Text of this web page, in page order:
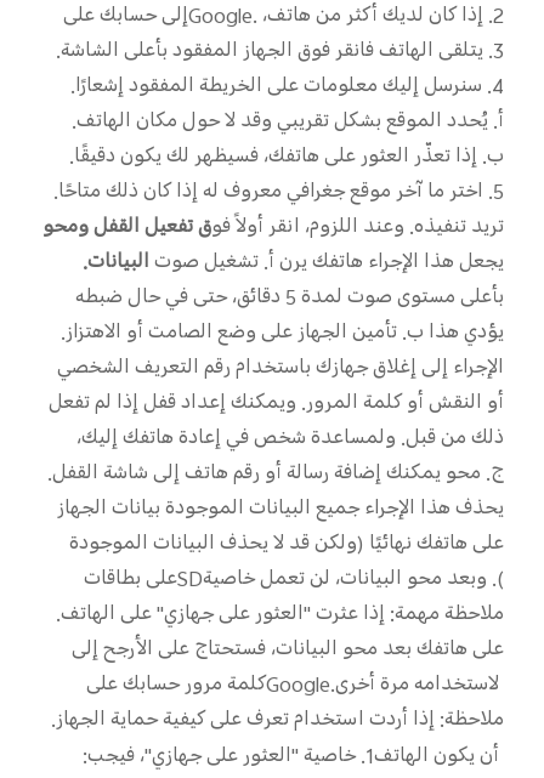
إلى حسابك علىGoogle. 2. إذا كان لديك أكثر من هاتف،
فانقر فوق الجهاز المفقود بأعلى الشاشة.3. يتلقى الهاتف
المفقود إشعارًا. 4. سنرسل إليك معلومات على الخريطة
حول مكان الهاتف.أ. يُحدد الموقع بشكل تقريبي وقد لا
يكون دقيقًا.ب. إذا تعذّر العثور على هاتفك، فسيظهر لك
آخر موقع جغرافي معروف له إذا كان ذلك متاحًا.5. اختر ما
تريد تنفيذه. وعند اللزوم، انقر أولاً فوق تفعيل القفل ومحو
البيانات.أ. تشغيل صوتيجعل هذا الإجراء هاتفك يرن
بأعلى مستوى صوت لمدة 5 دقائق، حتى في حال ضبطه
على وضع الصامت أو الاهتزاز.ب. تأمين الجهاز يؤدي هذا
الإجراء إلى إغلاق جهازك باستخدام رقم التعريف الشخصي
أو النقش أو كلمة المرور. ويمكنك إعداد قفل إذا لم تفعل
ذلك من قبل. ولمساعدة شخص في إعادة هاتفك إليك،
يمكنك إضافة رسالة أو رقم هاتف إلى شاشة القفل.ج. محو
بيانات الجهازيحذف هذا الإجراء جميع البيانات الموجودة
على هاتفك نهائيًا (ولكن قد لا يحذف البيانات الموجودة
على بطاقاتSD). وبعد محو البيانات، لن تعمل خاصية
"العثور على جهازي" على الهاتف.ملاحظة مهمة: إذا عثرت
على هاتفك بعد محو البيانات، فستحتاج على الأرجح إلى
كلمة مرور حسابك علىGoogleلاستخدامه مرة أخرى.
تعرف على كيفية حماية الجهاز.ملاحظة: إذا أردت استخدام
خاصية "العثور على جهازي"، فيجب: 1.أن يكون الهاتف